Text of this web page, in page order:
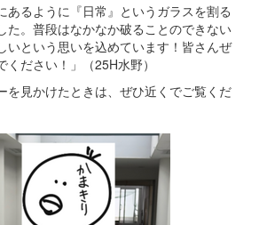
あるように『日常』というガラスを割る
た。普段はなかなか破ることのできない
いという思いを込めています！皆さんぜ
ださい！」（25H水野）
を見かけたときは、ぜひ近くでご覧くだ